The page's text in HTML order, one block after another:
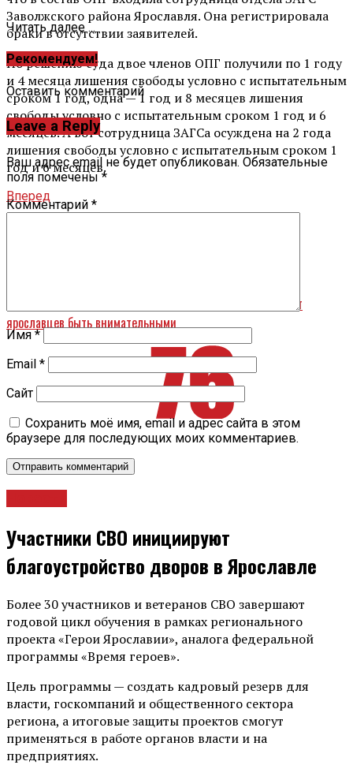
Заволжского района Ярославля. Она регистрировала
браки в отсутствии заявителей.
По решению суда двое членов ОПГ получили по 1 году
и 4 месяца лишения свободы условно с испытательным
сроком 1 год, одна — 1 год и 8 месяцев лишения
свободы условно с испытательным сроком 1 год и 6
месяцев. А вот сотрудница ЗАГСа осуждена на 2 года
лишения свободы условно с испытательным сроком 1
год и 6 месяцев.
Вперед
Пресервы из сельди с душком: почему Роскачество просит
ярославцев быть внимательными
Читать далее ...
Рекомендуем!
Оставить комментарий
Leave a Reply
Ваш адрес email не будет опубликован. Обязательные
поля помечены *
Комментарий *
Имя *
Email *
Сайт
Сохранить моё имя, email и адрес сайта в этом
браузере для последующих моих комментариев.
Участники СВО инициируют
благоустройство дворов в Ярославле
Более 30 участников и ветеранов СВО завершают
годовой цикл обучения в рамках регионального
проекта «Герои Ярославии», аналога федеральной
программы «Время героев».
Цель программы — создать кадровый резерв для
власти, госкомпаний и общественного сектора
региона, а итоговые защиты проектов смогут
применяться в работе органов власти и на
предприятиях.